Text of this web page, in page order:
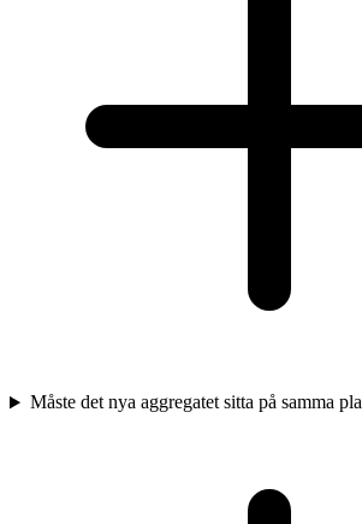
Måste det nya aggregatet sitta på samma